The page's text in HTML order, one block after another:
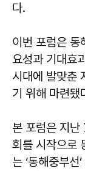
다.
이번 포럼은 동
요성과 기대효
시대에 발맞춘
기 위해 마련됐
본 포럼은 지난
회를 시작으로
는 ‘동해중부선